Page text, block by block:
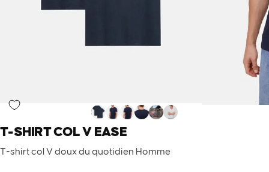
T-SHIRTCOLV EASE
T-shirt col V doux du quotidien Homme